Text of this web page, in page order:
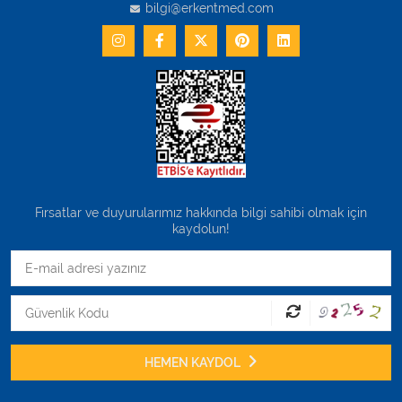
bilgi@erkentmed.com
Fırsatlar ve duyurularımız hakkında bilgi sahibi olmak için
kaydolun!
HEMEN KAYDOL